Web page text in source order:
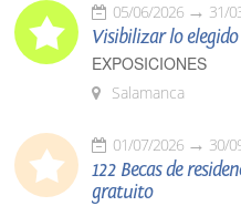
05/06/2026 31/
Visibilizar lo elegido
EXPOSICIONES
Salamanca
01/07/2026 30/
122 Becas de
gratuito